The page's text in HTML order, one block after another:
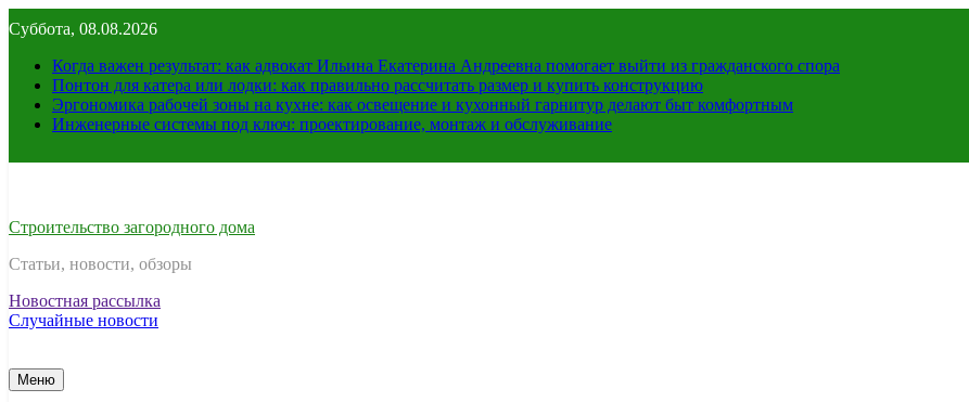
к
содержимому
Суббота, 08.08.2026
Когда важен результат: как адвокат Ильина Екатерина Андреевна помогает выйти из гражданского спора
Понтон для катера или лодки: как правильно рассчитать размер и купить конструкцию
Эргономика рабочей зоны на кухне: как освещение и кухонный гарнитур делают быт комфортным
Инженерные системы под ключ: проектирование, монтаж и обслуживание
Строительство загородного дома
Статьи, новости, обзоры
Новостная рассылка
Случайные новости
Меню